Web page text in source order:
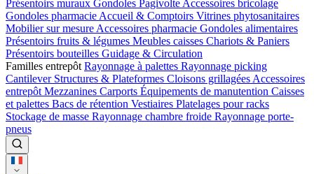
Présentoirs muraux Gondoles Pagivolte Accessoires bricolage
Gondoles pharmacie Accueil & Comptoirs Vitrines phytosanitaires
Mobilier sur mesure Accessoires pharmacie Gondoles alimentaires
Présentoirs fruits & légumes Meubles caisses Chariots & Paniers
Présentoirs bouteilles Guidage & Circulation
Familles entrepôt Rayonnage à palettes Rayonnage picking
Cantilever Structures & Plateformes Cloisons grillagées Accessoires
entrepôt Mezzanines Carports Équipements de manutention Caisses
et palettes Bacs de rétention Vestiaires Platelages pour racks
Stockage de masse Rayonnage chambre froide Rayonnage porte-
pneus